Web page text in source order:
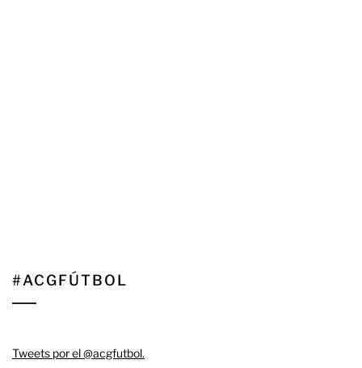
#ACGFÚTBOL
Tweets por el @acgfutbol.